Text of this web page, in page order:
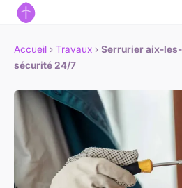
Accueil › Travaux › Serrurier aix-
sécurité 24/7